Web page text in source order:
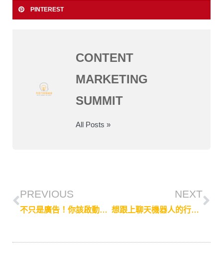
PINTEREST
CONTENT
MARKETING
SUMMIT
All Posts »
PREVIOUS
不只是廣告！你該啟動聊天機器人的 4 個理由。
NEXT
想跟上聊天機器人的行銷風潮？先做好內容行銷的三個步驟！